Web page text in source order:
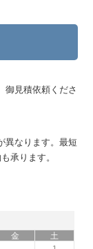
御見積依頼くださ
異なります。最短
承ります。
金
土